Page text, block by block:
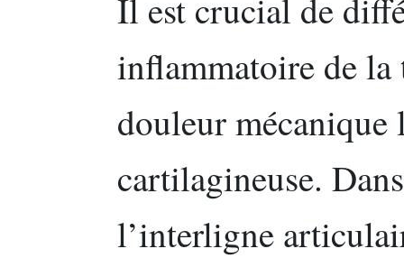
Il est crucial de
inflammatoire de
douleur
cartilagineuse.
l’interligne